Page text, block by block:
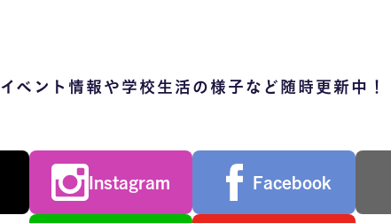
イベント情報や学校生活の様子など随時更新中！
Instagram Facebook